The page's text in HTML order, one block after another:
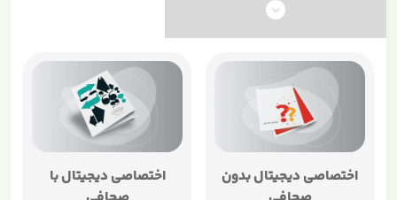
اختصاصی دیجیتال بدون
اختصاصی دیجیتال با